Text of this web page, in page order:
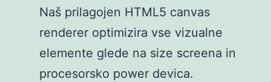
Naš prilagojen HTML5 canvas
renderer optimizira vse vizualne
elemente glede na size screena in
procesorsko power devica.